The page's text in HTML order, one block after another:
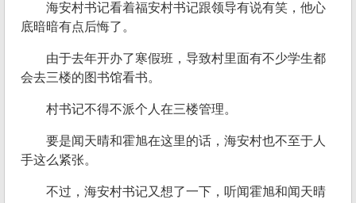
海安村书记看着福安村书记跟领导有说有笑，他心
底暗暗有点后悔了。
由于去年开办了寒假班，导致村里面有不少学生都
会去三楼的图书馆看书。
村书记不得不派个人在三楼管理。
要是闻天晴和霍旭在这里的话，海安村也不至于人
手这么紧张。
不过，海安村书记又想了一下，听闻霍旭和闻天晴